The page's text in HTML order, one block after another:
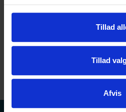
Tillad
Tillad
Afvis
Salgsassistentelev til
Bilka